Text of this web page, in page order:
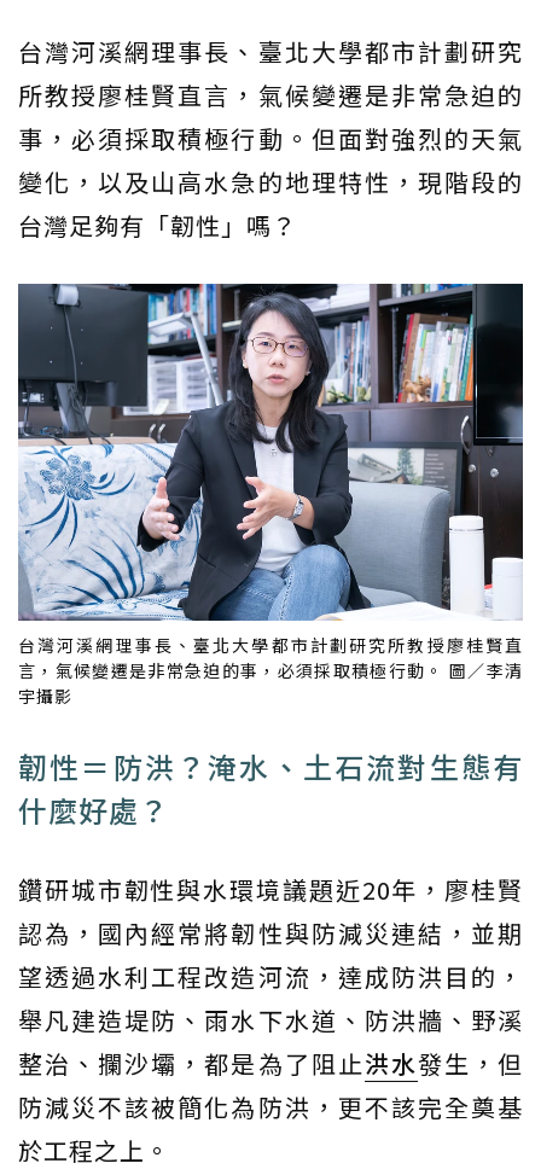
台灣河溪網理事長、臺北大學都市計劃研究
所教授廖桂賢直言，氣候變遷是非常急迫的
事，必須採取積極行動。但面對強烈的天氣
變化，以及山高水急的地理特性，現階段的
台灣足夠有「韌性」嗎？
台灣河溪網理事長、臺北大學都市計劃研究所教授廖桂賢直
言，氣候變遷是非常急迫的事，必須採取積極行動。 圖／李清
宇攝影
韌性＝防洪？淹水、土石流對生態有
什麼好處？
鑽研城市韌性與水環境議題近20年，廖桂賢
認為，國內經常將韌性與防減災連結，並期
望透過水利工程改造河流，達成防洪目的，
舉凡建造堤防、雨水下水道、防洪牆、野溪
整治、攔沙壩，都是為了阻止洪水發生，但
防減災不該被簡化為防洪，更不該完全奠基
於工程之上。